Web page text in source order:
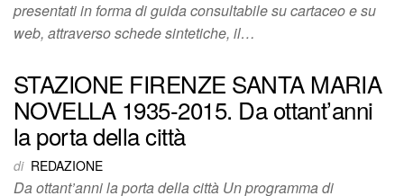
presentati in forma di guida consultabile su cartaceo e su
web, attraverso schede sintetiche, il…
STAZIONE FIRENZE SANTA MARIA
NOVELLA 1935-2015. Da ottant’anni
la porta della città
di REDAZIONE
Da ottant’anni la porta della città Un programma di